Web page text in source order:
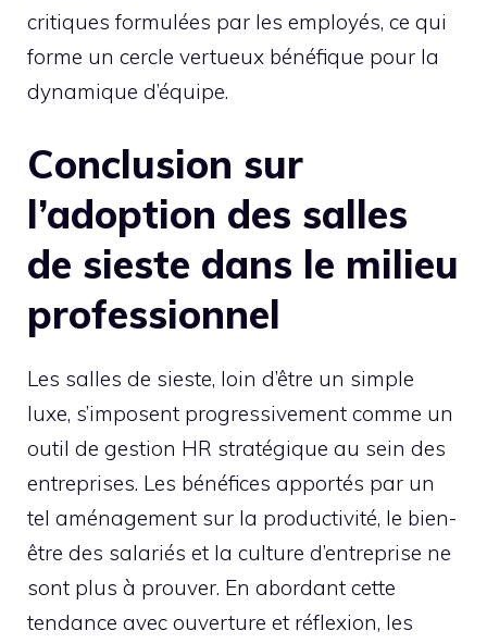
critiques formulées par les employés, ce qui
forme un cercle vertueux bénéfique pour la
dynamique d’équipe.
Conclusion sur
l’adoption des salles
de sieste dans le milieu
professionnel
Les salles de sieste, loin d’être un simple
luxe, s’imposent progressivement comme un
outil de gestion HR stratégique au sein des
entreprises. Les bénéfices apportés par un
tel aménagement sur la productivité, le bien-
être des salariés et la culture d’entreprise ne
sont plus à prouver. En abordant cette
tendance avec ouverture et réflexion, les